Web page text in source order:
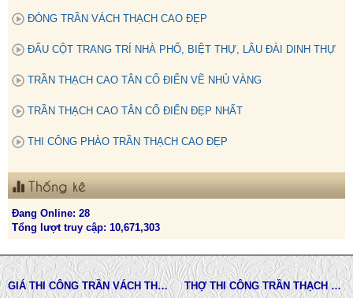
ĐÓNG TRẦN VÁCH THẠCH CAO ĐẸP
ĐẤU CỘT TRANG TRÍ NHÀ PHỐ, BIỆT THỰ, LÂU ĐÀI DINH THỰ
TRẦN THẠCH CAO TÂN CỔ ĐIỂN VẼ NHỦ VÀNG
TRẦN THẠCH CAO TÂN CỔ ĐIỂN ĐẸP NHẤT
THI CÔNG PHÀO TRẦN THẠCH CAO ĐẸP
Thống kê
Đang Online: 28
Tổng lượt truy cập: 10,671,303
GIÁ THI CÔNG TRẦN VÁCH THẠCH CAO TẠI TPHCM THỢ THI CÔNG TRẦN THẠCH CAO ĐẸP TẠI TPHCM